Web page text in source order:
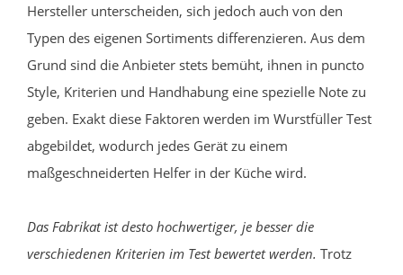
Hersteller unterscheiden, sich jedoch auch von den
Typen des eigenen Sortiments differenzieren. Aus dem
Grund sind die Anbieter stets bemüht, ihnen in puncto
Style, Kriterien und Handhabung eine spezielle Note zu
geben. Exakt diese Faktoren werden im Wurstfüller Test
abgebildet, wodurch jedes Gerät zu einem
maßgeschneiderten Helfer in der Küche wird.
Das Fabrikat ist desto hochwertiger, je besser die
verschiedenen Kriterien im Test bewertet werden. Trotz